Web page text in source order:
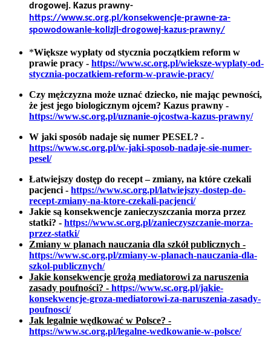
drogowej. Kazus prawny-
https://www.sc.org.pl/konsekwencje-prawne-za-
spowodowanie-kolizji-drogowej-kazus-prawny/
*Większe wypłaty od stycznia początkiem reform w
prawie pracy - https://www.sc.org.pl/wieksze-wyplaty-od-
stycznia-poczatkiem-reform-w-prawie-pracy/
Czy mężczyzna może uznać dziecko, nie mając pewności,
że jest jego biologicznym ojcem? Kazus prawny -
https://www.sc.org.pl/uznanie-ojcostwa-kazus-prawny/
W jaki sposób nadaje się numer PESEL? -
https://www.sc.org.pl/w-jaki-sposob-nadaje-sie-numer-
pesel/
Łatwiejszy dostęp do recept – zmiany, na które czekali
pacjenci - https://www.sc.org.pl/latwiejszy-dostep-do-
recept-zmiany-na-ktore-czekali-pacjenci/
Jakie są konsekwencje zanieczyszczania morza przez
statki? - https://www.sc.org.pl/zanieczyszczanie-morza-
przez-statki/
Zmiany w planach nauczania dla szkół publicznych -
https://www.sc.org.pl/zmiany-w-planach-nauczania-dla-
szkol-publicznych/
Jakie konsekwencje grożą mediatorowi za naruszenia
zasady poufności? - https://www.sc.org.pl/jakie-
konsekwencje-groza-mediatorowi-za-naruszenia-zasady-
poufnosci/
Jak legalnie wędkować w Polsce? -
https://www.sc.org.pl/legalne-wedkowanie-w-polsce/